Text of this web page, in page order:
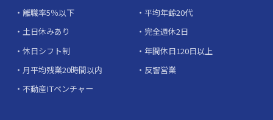
離職率5％以下
平均年齢20代
土日休みあり
完全週休2日
休日シフト制
年間休日120日以上
月平均残業20時間以内
反響営業
不動産ITベンチャー